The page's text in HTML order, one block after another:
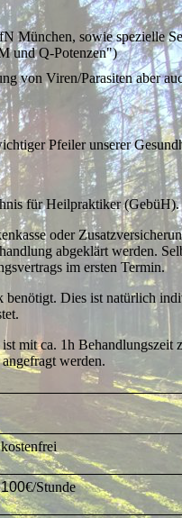
München, sowie spezielle
und Q-Potenzen")
von Viren/Parasiten aber
Pfeiler unserer
für Heilpraktiker (GebüH).
oder
abgeklärt werden.
im ersten Termin.
benötigt. Dies ist natürlich
mit ca. 1h Behandlungszeit
werden.
kostenfrei
100€/Stunde